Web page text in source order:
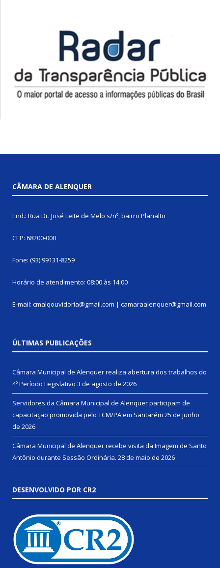
CÂMARA DE ALENQUER
End.: Rua Dr. José Leite de Melo s/nº, bairro Planalto
CEP: 68200-000
Fone: (93) 99131-8259
Horário de atendimento: 08:00 às 14:00
E-mail: cmalqouvidoria@gmail.com | camaraalenquer@gmail.com
ÚLTIMAS PUBLICAÇÕES
Câmara Municipal de Alenquer realiza abertura dos trabalhos do
4º Período Legislativo 3 de agosto de 2026
Servidores da Câmara Municipal de Alenquer participam de
capacitação promovida pelo TCM/PA em Santarém 25 de junho
de 2026
Câmara Municipal de Alenquer recebe visita da Imagem de Santo
Antônio durante Sessão Ordinária. 28 de maio de 2026
DESENVOLVIDO POR CR2